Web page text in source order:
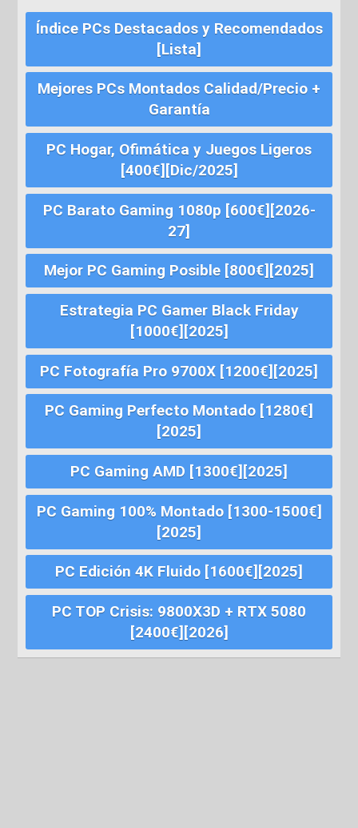
Índice PCs Destacados y Recomendados
[Lista]
Mejores PCs Montados Calidad/Precio +
Garantía
PC Hogar, Ofimática y Juegos Ligeros
[400€][Dic/2025]
PC Barato Gaming 1080p [600€][2026-
27]
Mejor PC Gaming Posible [800€][2025]
Estrategia PC Gamer Black Friday
[1000€][2025]
PC Fotografía Pro 9700X [1200€][2025]
PC Gaming Perfecto Montado [1280€]
[2025]
PC Gaming AMD [1300€][2025]
PC Gaming 100% Montado [1300-1500€]
[2025]
PC Edición 4K Fluido [1600€][2025]
PC TOP Crisis: 9800X3D + RTX 5080
[2400€][2026]